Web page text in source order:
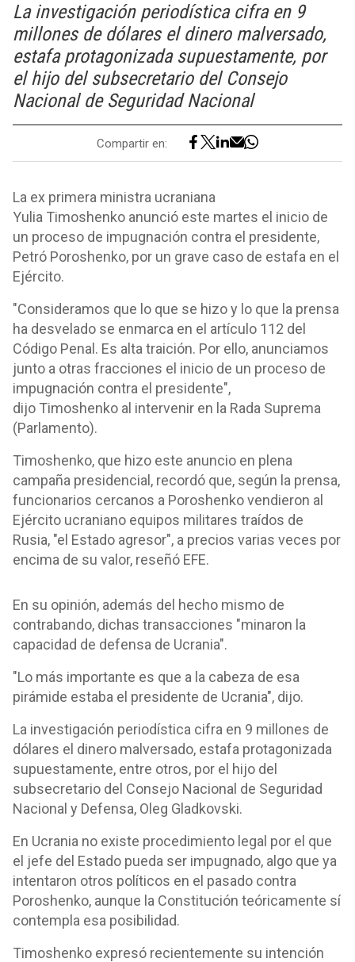
La investigación periodística cifra en 9
millones de dólares el dinero malversado,
estafa protagonizada supuestamente, por
el hijo del subsecretario del Consejo
Nacional de Seguridad Nacional
Compartir en:
La ex primera ministra ucraniana
Yulia Timoshenko anunció este martes el inicio de
un proceso de impugnación contra el presidente,
Petró Poroshenko, por un grave caso de estafa en el
Ejército.
"Consideramos que lo que se hizo y lo que la prensa
ha desvelado se enmarca en el artículo 112 del
Código Penal. Es alta traición. Por ello, anunciamos
junto a otras fracciones el inicio de un proceso de
impugnación contra el presidente",
dijo Timoshenko al intervenir en la Rada Suprema
(Parlamento).
Timoshenko, que hizo este anuncio en plena
campaña presidencial, recordó que, según la prensa,
funcionarios cercanos a Poroshenko vendieron al
Ejército ucraniano equipos militares traídos de
Rusia, "el Estado agresor", a precios varias veces por
encima de su valor, reseñó EFE.
En su opinión, además del hecho mismo de
contrabando, dichas transacciones "minaron la
capacidad de defensa de Ucrania".
"Lo más importante es que a la cabeza de esa
pirámide estaba el presidente de Ucrania", dijo.
La investigación periodística cifra en 9 millones de
dólares el dinero malversado, estafa protagonizada
supuestamente, entre otros, por el hijo del
subsecretario del Consejo Nacional de Seguridad
Nacional y Defensa, Oleg Gladkovski.
En Ucrania no existe procedimiento legal por el que
el jefe del Estado pueda ser impugnado, algo que ya
intentaron otros políticos en el pasado contra
Poroshenko, aunque la Constitución teóricamente sí
contempla esa posibilidad.
Timoshenko expresó recientemente su intención